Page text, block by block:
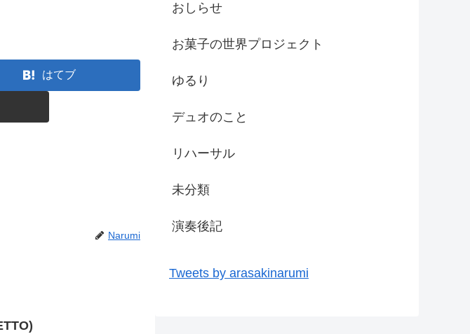
はてブ
Narumi
おしらせ
お菓子の世界プロジェクト
ゆるり
デュオのこと
リハーサル
未分類
演奏後記
Tweets by arasakinarumi